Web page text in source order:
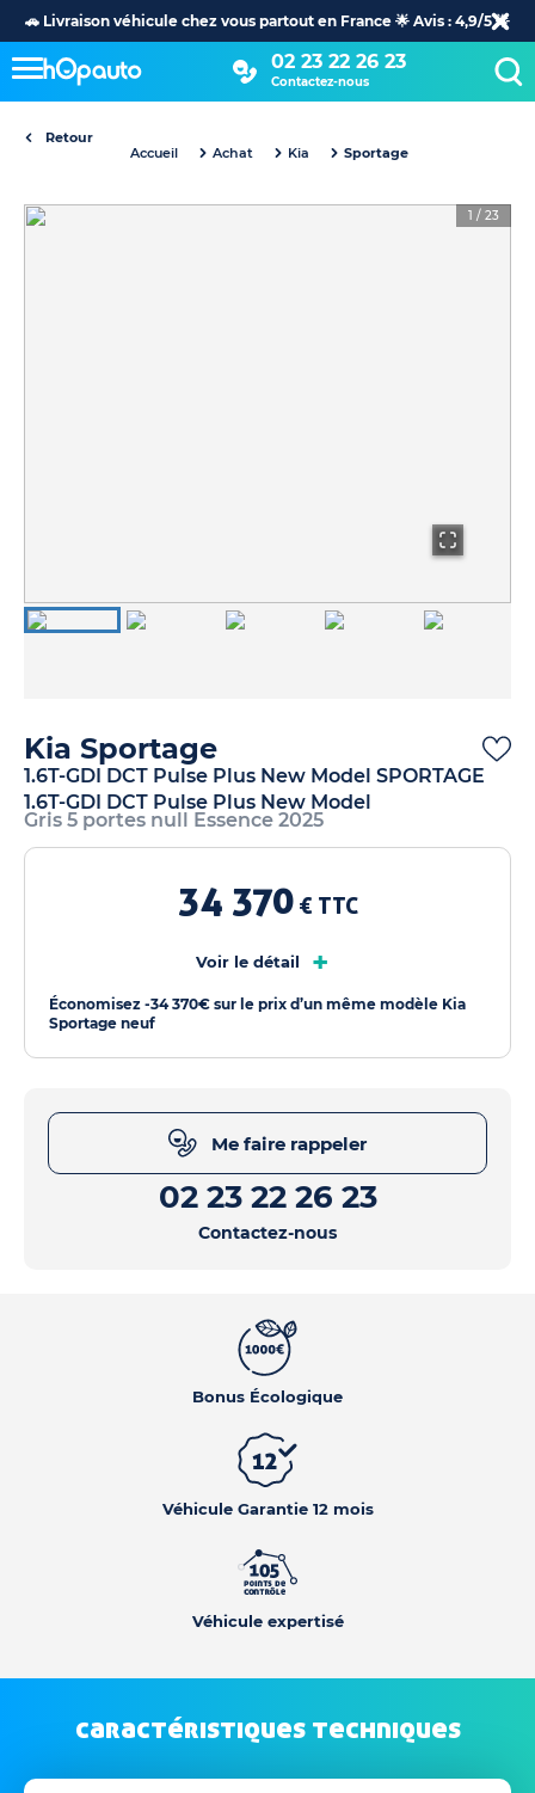
🚗 Livraison véhicule chez vous partout en France 🌟 Avis : 4,9/5 🌟
02 23 22 26 23
Contactez-nous
Retour
Accueil
Achat Kia Sportage
1 / 23
Bonus Écologique
Véhicule Garantie 12 mois
Véhicule expertisé
caractéristiques techniques
Kia Sportage
1.6T-GDI DCT Pulse Plus New Model SPORTAGE
1.6T-GDI DCT Pulse Plus New Model
Gris 5 portes null Essence 2025
34 370 € TTC
Voir le détail +
Économisez -34 370€ sur le prix d’un même modèle Kia
Sportage neuf
Me faire rappeler
02 23 22 26 23
Contactez-nous